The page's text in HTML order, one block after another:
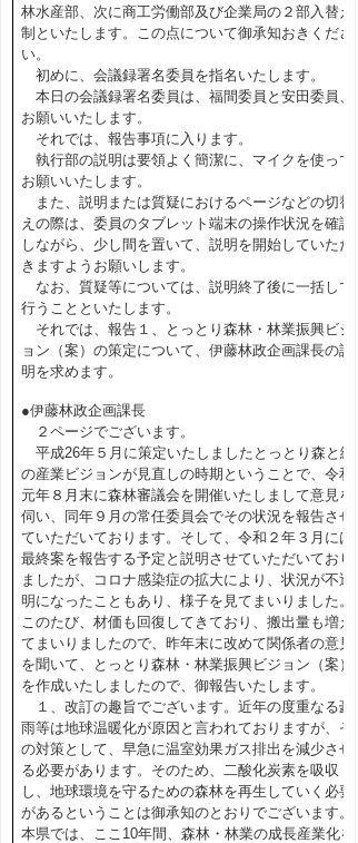
林水産部、次に商工労働部及び企業局の２部入替え
制といたします。この点について御承知おきくださ
い。
初めに、会議録署名委員を指名いたします。
本日の会議録署名委員は、福間委員と安田委員、
お願いいたします。
それでは、報告事項に入ります。
執行部の説明は要領よく簡潔に、マイクを使って
お願いいたします。
また、説明または質疑におけるページなどの切替
えの際は、委員のタブレット端末の操作状況を確認
しながら、少し間を置いて、説明を開始していただ
きますようお願いします。
なお、質疑等については、説明終了後に一括して
行うことといたします。
それでは、報告１、とっとり森林・林業振興ビジ
ョン（案）の策定について、伊藤林政企画課長の説
明を求めます。
●伊藤林政企画課長
２ページでございます。
平成26年５月に策定いたしましたとっとり森と緑
の産業ビジョンが見直しの時期ということで、令和
元年８月末に森林審議会を開催いたしまして意見を
伺い、同年９月の常任委員会でその状況を報告させ
ていただいております。そして、令和２年３月には
最終案を報告する予定と説明させていただいており
ましたが、コロナ感染症の拡大により、状況が不透
明になったこともあり、様子を見てまいりました。
このたび、材価も回復してきており、搬出量も増え
てまいりましたので、昨年末に改めて関係者の意見
を聞いて、とっとり森林・林業振興ビジョン（案）
を作成いたしましたので、御報告いたします。
１、改訂の趣旨でございます。近年の度重なる豪
雨等は地球温暖化が原因と言われておりますが、そ
の対策として、早急に温室効果ガス排出を減少させ
る必要があります。そのため、二酸化炭素を吸収
し、地球環境を守るための森林を再生していく必要
があるということは御承知のとおりでございます。
本県では、ここ10年間、森林・林業の成長産業化を